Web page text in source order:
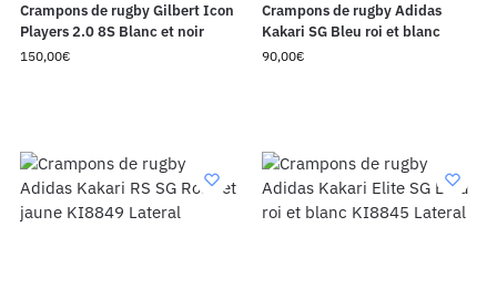
Crampons de rugby Gilbert Icon
Players 2.0 8S Blanc et noir
150,00€
Crampons de rugby Adidas
Kakari SG Bleu roi et blanc
90,00€